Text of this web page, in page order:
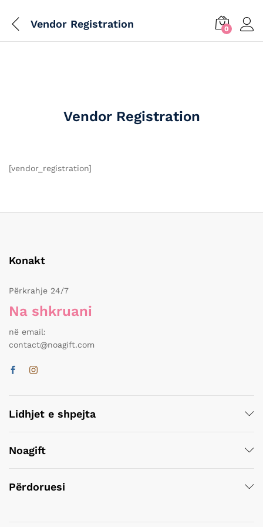
Vendor Registration 0
Vendor Registration
[vendor_registration]
Konakt
Përkrahje 24/7
Na shkruani
në email:
contact@noagift.com
Lidhjet e shpejta
Noagift
Përdoruesi